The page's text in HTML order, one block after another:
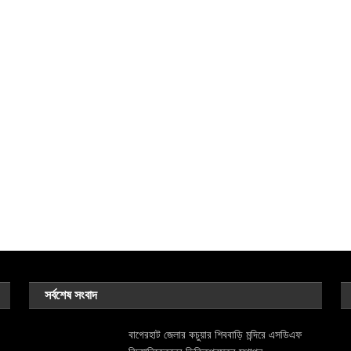
সর্বশেষ সংবাদ
বাগেরহাট জেলার কচুয়ার শিববাড়ি মন্দিরে এসডিএফ